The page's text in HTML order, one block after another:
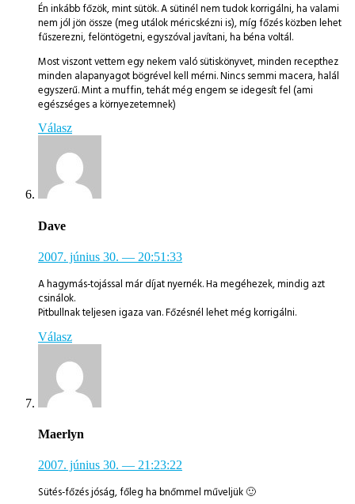
Én inkább főzök, mint sütök. A sütinél nem tudok korrigálni, ha valami
nem jól jön össze (meg utálok méricskézni is), míg főzés közben lehet
fűszerezni, felöntögetni, egyszóval javítani, ha béna voltál.
Most viszont vettem egy nekem való sütiskönyvet, minden recepthez
minden alapanyagot bögrével kell mérni. Nincs semmi macera, halál
egyszerű. Mint a muffin, tehát még engem se idegesít fel (ami
egészséges a környezetemnek)
Válasz
Dave
2007. június 30. — 20:51:33
A hagymás-tojással már díjat nyernék. Ha megéhezek, mindig azt
csinálok.
Pitbullnak teljesen igaza van. Főzésnél lehet még korrigálni.
Válasz
Maerlyn
2007. június 30. — 21:23:22
Sütés-főzés jóság, főleg ha bnőmmel műveljük 🙂